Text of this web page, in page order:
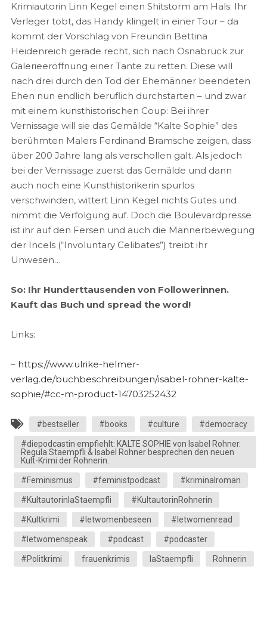
Krimiautorin Linn Kegel einen Shitstorm am Hals. Ihr
Verleger tobt, das Handy klingelt in einer Tour – da
kommt der Vorschlag von Freundin Bettina
Heidenreich gerade recht, sich nach Osnabrück zur
Galerieeröffnung einer Tante zu retten. Diese will
nach drei durch den Tod der Ehemänner beendeten
Ehen nun endlich beruflich durchstarten – und zwar
mit einem kunsthistorischen Coup: Bei ihrer
Vernissage will sie das Gemälde “Kalte Sophie” des
berühmten Malers Ferdinand Bramsche zeigen, dass
über 200 Jahre lang als verschollen galt. Als jedoch
bei der Vernissage zuerst das Gemälde und dann
auch noch eine Kunsthistorikerin spurlos
verschwinden, wittert Linn Kegel nichts Gutes und
nimmt die Verfolgung auf. Doch die Boulevardpresse
ist ihr auf den Fersen und auch die Männerbewegung
der Incels (“Involuntary Celibates”) treibt ihr
Unwesen…
So: Ihr Hunderttausenden von Followerinnen.
Kauft das Buch und spread the word!
Links:
– https://www.ulrike-helmer-
verlag.de/buchbeschreibungen/isabel-rohner-kalte-
sophie/#cc-m-product-14703252432
#bestseller #books #culture #democracy
#diepodcastin empfiehlt: KALTE SOPHIE von Isabel Rohner.
Regula Staempfli & Isabel Rohner besprechen den neuen
Kult-Krimi der Rohnerin.
#Feminismus #feministpodcast #kriminalroman
#KultautorinlaStaempfli #KultautorinRohnerin
#Kultkrimi #letwomenbeseen #letwomenread
#letwomenspeak #podcast #podcaster
#Politkrimi frauenkrimis laStaempfli Rohnerin